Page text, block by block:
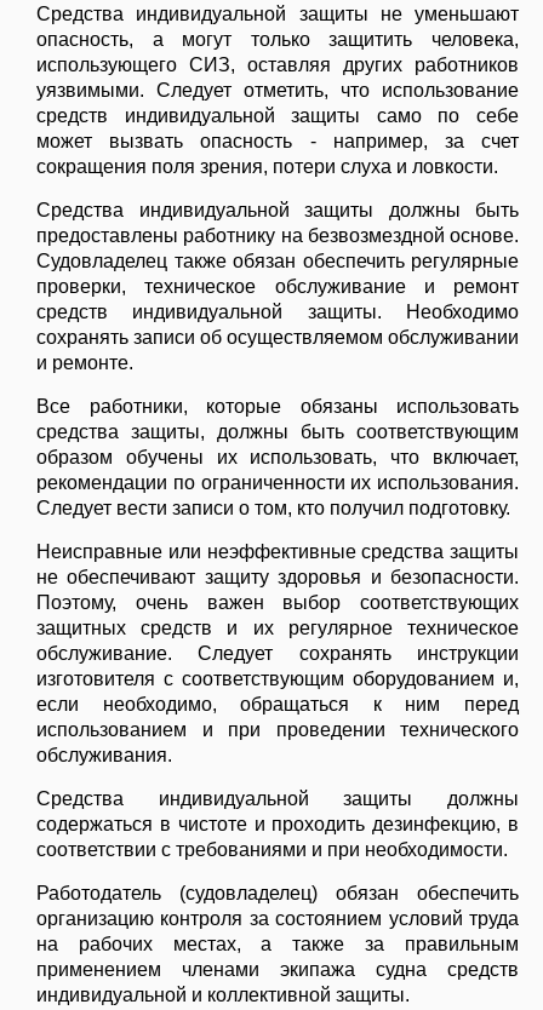
Средства индивидуальной защиты не уменьшают
опасность, а могут только защитить человека,
использующего СИЗ, оставляя других работников
уязвимыми. Следует отметить, что использование
средств индивидуальной защиты само по себе
может вызвать опасность - например, за счет
сокращения поля зрения, потери слуха и ловкости.
Средства индивидуальной защиты должны быть
предоставлены работнику на безвозмездной основе.
Судовладелец также обязан обеспечить регулярные
проверки, техническое обслуживание и ремонт
средств индивидуальной защиты. Необходимо
сохранять записи об осуществляемом обслуживании
и ремонте.
Все работники, которые обязаны использовать
средства защиты, должны быть соответствующим
образом обучены их использовать, что включает,
рекомендации по ограниченности их использования.
Следует вести записи о том, кто получил подготовку.
Неисправные или неэффективные средства защиты
не обеспечивают защиту здоровья и безопасности.
Поэтому, очень важен выбор соответствующих
защитных средств и их регулярное техническое
обслуживание. Следует сохранять инструкции
изготовителя с соответствующим оборудованием и,
если необходимо, обращаться к ним перед
использованием и при проведении технического
обслуживания.
Средства индивидуальной защиты должны
содержаться в чистоте и проходить дезинфекцию, в
соответствии с требованиями и при необходимости.
Работодатель (судовладелец) обязан обеспечить
организацию контроля за состоянием условий труда
на рабочих местах, а также за правильным
применением членами экипажа судна средств
индивидуальной и коллективной защиты.